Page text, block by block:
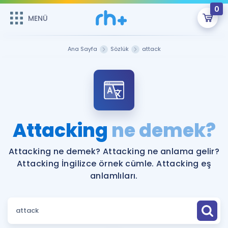
MENÜ
0
Şifremi Hatırlamıyorum
ÜYE DEĞİLİM
Sepetin Şu An Boş.
Remzi Hoca ile seni sınava hazırlayacak onlarca eğitim seni
bekliyor!
MENÜ
Faydalı Araçlar
Sözlük
Hakkımızda
Ana Sayfa Sözlük attack
Attacking ne demek?
Attacking ne demek? Attacking ne anlama gelir?
Attacking İngilizce örnek cümle. Attacking eş
anlamlıları.